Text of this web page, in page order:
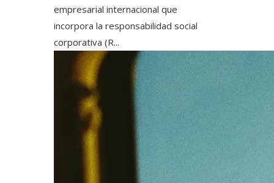
empresarial internacional que
incorpora la responsabilidad social
corporativa (R...